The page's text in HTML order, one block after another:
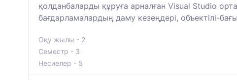
қолданбаларды құруға арналған Visual Studio
бағдарламалардың даму кезеңдері, объектілі-
Оқу жылы - 2
Семестр - 3
Несиелер - 5